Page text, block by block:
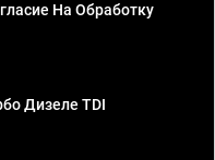
На Обработку
Дизеле TDI